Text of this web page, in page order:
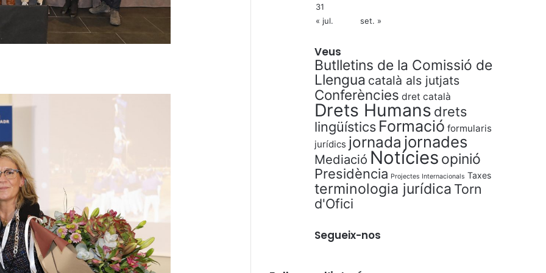
31
« jul.
set. »
Veus
Butlletins de la Comissió de
Llengua català als jutjats
Conferències dret català
Drets Humans drets
lingüístics Formació formularis
jurídics jornada jornades
Mediació Notícies opinió
Presidència Projectes Internacionals Taxes
terminologia jurídica Torn
d'Ofici
Segueix-nos